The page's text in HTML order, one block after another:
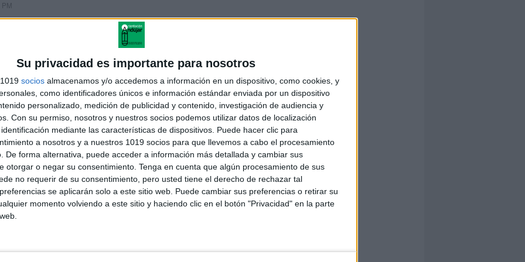
Su privacidad es importante para nosotros
socios almacenamos y/o accedemos a información en un dispositivo, como cookies, y
como identificadores únicos e información estándar enviada por un dispositivo
personalizado, medición de publicidad y contenido, investigación de audiencia y
Con su permiso, nosotros y nuestros socios podemos utilizar datos de localización
mediante las características de dispositivos. Puede hacer clic para
a nosotros y a nuestros 1019 socios para que llevemos a cabo el procesamiento
De forma alternativa, puede acceder a información más detallada y cambiar sus
otorgar o negar su consentimiento. Tenga en cuenta que algún procesamiento de sus
no requerir de su consentimiento, pero usted tiene el derecho de rechazar tal
se aplicarán solo a este sitio web. Puede cambiar sus preferencias o retirar su
momento volviendo a este sitio y haciendo clic en el botón "Privacidad" en la parte
es fundamental, para el desarrollo de los niños y
dificultad que presenten, y trabajar la estinulación adecuada